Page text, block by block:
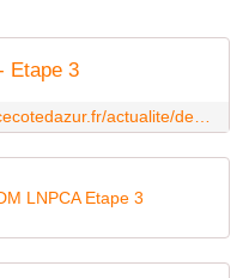
Etape 3
LNPCA Etape 3